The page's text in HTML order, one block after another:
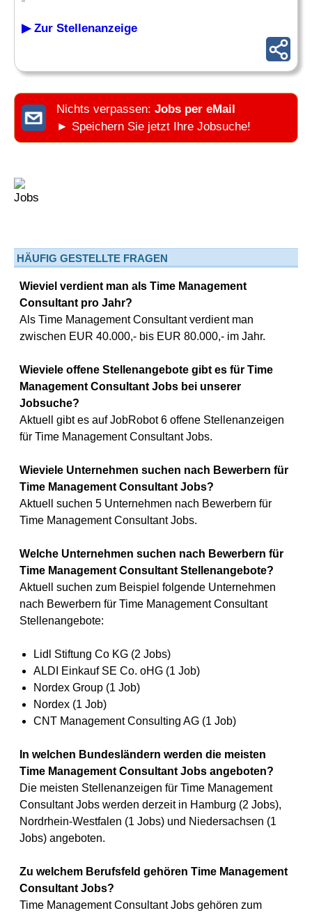
▶ Zur Stellenanzeige
Nichts verpassen: Jobs per eMail
► Speichern Sie jetzt Ihre Jobsuche!
HÄUFIG GESTELLTE FRAGEN
Wieviel verdient man als Time Management
Consultant pro Jahr?
Als Time Management Consultant verdient man
zwischen EUR 40.000,- bis EUR 80.000,- im Jahr.
Wieviele offene Stellenangebote gibt es für Time
Management Consultant Jobs bei unserer
Jobsuche?
Aktuell gibt es auf JobRobot 6 offene Stellenanzeigen
für Time Management Consultant Jobs.
Wieviele Unternehmen suchen nach Bewerbern für
Time Management Consultant Jobs?
Aktuell suchen 5 Unternehmen nach Bewerbern für
Time Management Consultant Jobs.
Welche Unternehmen suchen nach Bewerbern für
Time Management Consultant Stellenangebote?
Aktuell suchen zum Beispiel folgende Unternehmen
nach Bewerbern für Time Management Consultant
Stellenangebote:
Lidl Stiftung Co KG (2 Jobs)
ALDI Einkauf SE Co. oHG (1 Job)
Nordex Group (1 Job)
Nordex (1 Job)
CNT Management Consulting AG (1 Job)
In welchen Bundesländern werden die meisten
Time Management Consultant Jobs angeboten?
Die meisten Stellenanzeigen für Time Management
Consultant Jobs werden derzeit in Hamburg (2 Jobs),
Nordrhein-Westfalen (1 Jobs) und Niedersachsen (1
Jobs) angeboten.
Zu welchem Berufsfeld gehören Time Management
Consultant Jobs?
Time Management Consultant Jobs gehören zum